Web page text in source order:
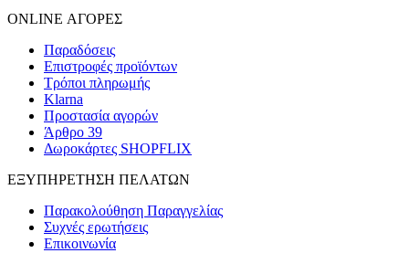
ONLINE ΑΓΟΡΕΣ
Παραδόσεις
Επιστροφές προϊόντων
Τρόποι πληρωμής
Klarna
Προστασία αγορών
Άρθρο 39
Δωροκάρτες SHOPFLIX
ΕΞΥΠΗΡΕΤΗΣΗ ΠΕΛΑΤΩΝ
Παρακολούθηση Παραγγελίας
Συχνές ερωτήσεις
Επικοινωνία